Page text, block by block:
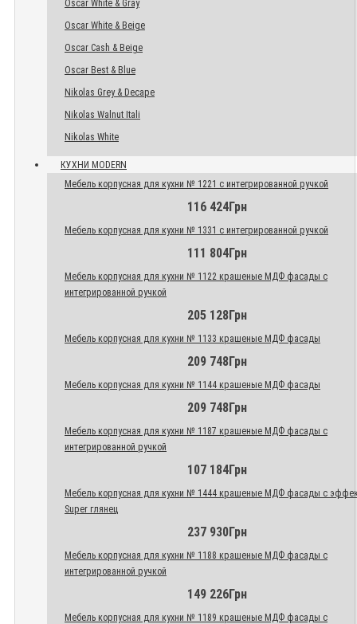
Oscar White & Gray
Oscar White & Beige
Oscar Cash & Beige
Oscar Best & Blue
Nikolas Grey & Decape
Nikolas Walnut Itali
Nikolas White
КУХНИ MODERN
Мебель корпусная для кухни № 1221 с интегрированной ручкой
116 424Грн
Мебель корпусная для кухни № 1331 с интегрированной ручкой
111 804Грн
Мебель корпусная для кухни № 1122 крашеные МДФ фасады с
интегрированной ручкой
205 128Грн
Мебель корпусная для кухни № 1133 крашеные МДФ фасады
209 748Грн
Мебель корпусная для кухни № 1144 крашеные МДФ фасады
209 748Грн
Мебель корпусная для кухни № 1187 крашеные МДФ фасады с
интегрированной ручкой
107 184Грн
Мебель корпусная для кухни № 1444 крашеные МДФ фасады с
Super глянец
237 930Грн
Мебель корпусная для кухни № 1188 крашеные МДФ фасады с
интегрированной ручкой
149 226Грн
Мебель корпусная для кухни № 1189 крашеные МДФ фасады с